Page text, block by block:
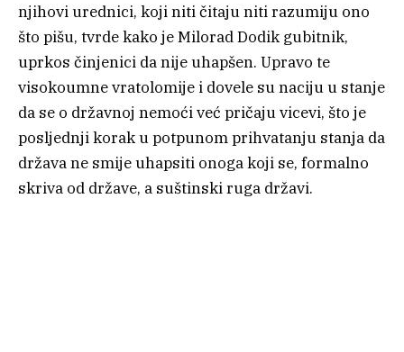
njihovi urednici, koji niti čitaju niti razumiju ono
što pišu, tvrde kako je Milorad Dodik gubitnik,
uprkos činjenici da nije uhapšen. Upravo te
visokoumne vratolomije i dovele su naciju u stanje
da se o državnoj nemoći već pričaju vicevi, što je
posljednji korak u potpunom prihvatanju stanja da
država ne smije uhapsiti onoga koji se, formalno
skriva od države, a suštinski ruga državi.